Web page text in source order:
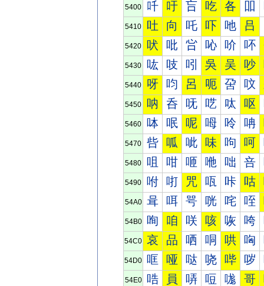
5400 吀 吁 吂 吃 各 吅
5410 吐 向 吒 吓 吔 吕
5420 吠 吡 吢 吣 吤 吥
5430 吰 吱 吲 吳 吴 吵
5440 呀 呁 呂 呃 呄 呅
5450 呐 呑 呒 呓 呔 呕
5460 呠 呡 呢 呣 呤 呥
5470 呰 呱 呲 味 呴 呵
5480 咀 咁 咂 咃 咄 咅
5490 咐 咑 咒 咓 咔 咕
54A0 咠 咡 咢 咣 咤 咥
54B0 咰 咱 咲 咳 咴 咵
54C0 哀 品 哂 哃 哄 哅
54D0 哐 哑 哒 哓 哔 哕
54E0 哠 員 哢 哣 哤 哥